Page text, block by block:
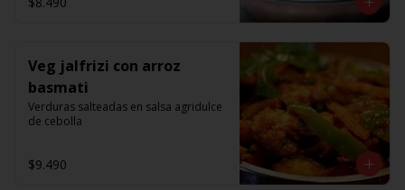
Veg jalfrizi con arroz
basmati
Verduras salteadas en salsa agridulce
de cebolla
$9.490